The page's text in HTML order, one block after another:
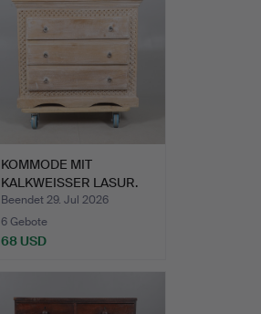
KOMMODE MIT
KALKWEISSER LASUR.
Beendet 29. Jul 2026
6 Gebote
68 USD